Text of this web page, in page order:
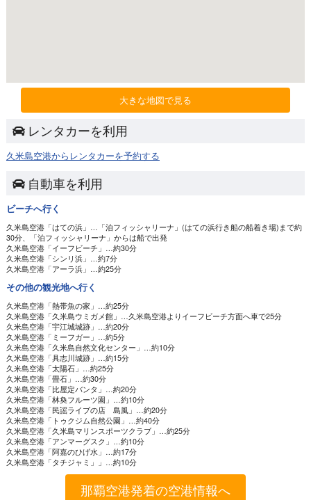
大きな地図で見る
レンタカーを利用
久米島空港からレンタカーを予約する
自動車を利用
ビーチへ行く
久米島空港「はての浜」…「泊フィッシャリーナ」(はての浜行き船の船着き場)まで約
30分、「泊フィッシャリーナ」からは船で出発
久米島空港「イーフビーチ」…約30分
久米島空港「シンリ浜」…約7分
久米島空港「アーラ浜」…約25分
その他の観光地へ行く
久米島空港「熱帯魚の家」…約25分
久米島空港「久米島ウミガメ館」…久米島空港よりイーフビーチ方面へ車で25分
久米島空港「宇江城城跡」…約20分
久米島空港「ミーフガー」…約5分
久米島空港「久米島自然文化センター」…約10分
久米島空港「具志川城跡」…約15分
久米島空港「太陽石」…約25分
久米島空港「畳石」…約30分
久米島空港「比屋定バンタ」…約20分
久米島空港「林奐フルーツ園」…約10分
久米島空港「民謡ライブの店 島風」…約20分
久米島空港「トゥクジム自然公園」…約40分
久米島空港「久米島マリンスポーツクラブ」…約25分
久米島空港「アンマーグスク」…約10分
久米島空港「阿嘉のひげ水」…約17分
久米島空港「タチジャミ」」…約10分
那覇空港発着の空港情報へ